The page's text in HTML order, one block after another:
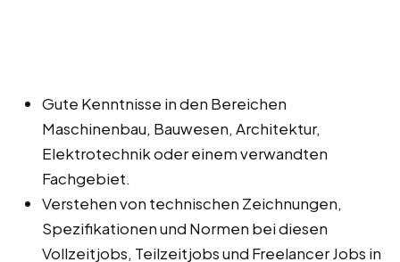
Gute Kenntnisse in den Bereichen
Maschinenbau, Bauwesen, Architektur,
Elektrotechnik oder einem verwandten
Fachgebiet.
Verstehen von technischen Zeichnungen,
Spezifikationen und Normen bei diesen
Vollzeitjobs, Teilzeitjobs und Freelancer Jobs in